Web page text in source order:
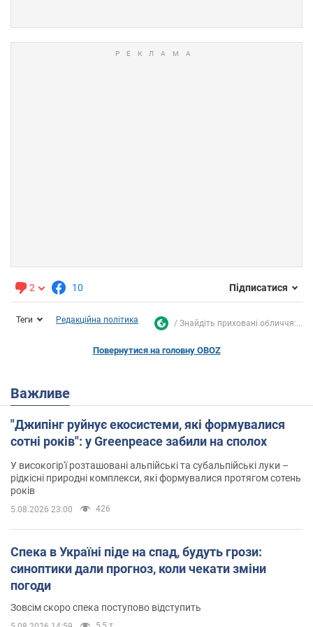
2 10 Підписатися
Теги Редакційна політика Знайдіть приховані обличчя:...
Повернутися на головну OBOZ
Важливе
"Джипінг руйнує екосистеми, які формувалися
сотні років": у Greenpeace забили на сполох
У високогір'ї розташовані альпійські та субальпійські луки –
рідкісні природні комплекси, які формувалися протягом сотень
років
5.08.2026 23:00 426
Спека в Україні піде на спад, будуть грози:
синоптики дали прогноз, коли чекати зміни
погоди
Зовсім скоро спека поступово відступить